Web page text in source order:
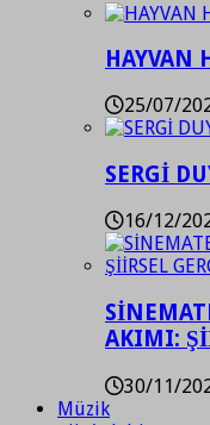
HAYVAN
25/07/
SERGİ
16/12/
AKIMI:
30/11/
Müzik